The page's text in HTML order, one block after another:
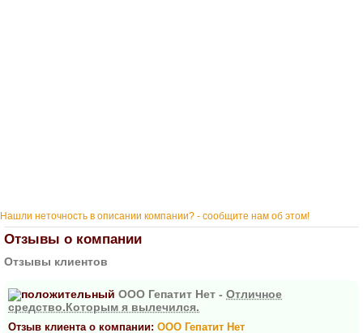
Нашли неточность в описании компании? - сообщите нам об этом!
Отзывы о компании
Отзывы клиентов
ООО Гепатит Нет - Отличное
средство.Которым я вылечился.
Отзыв клиента о компании: ООО Гепатит Нет